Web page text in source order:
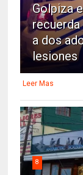
Golpiza
a dos
lesiones
Leer Mas
8